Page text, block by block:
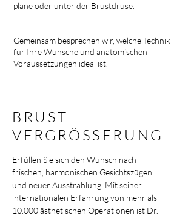
plane oder unter der Brustdrüse.
Gemeinsam besprechen wir, welche Technik
für Ihre Wünsche und anatomischen
Voraussetzungen ideal ist.
BRUST
VERGRÖSSERUNG
Erfüllen Sie sich den Wunsch nach
frischen, harmonischen Gesichtszügen
und neuer Ausstrahlung. Mit seiner
internationalen Erfahrung von mehr als
10.000 ästhetischen Operationen ist Dr.